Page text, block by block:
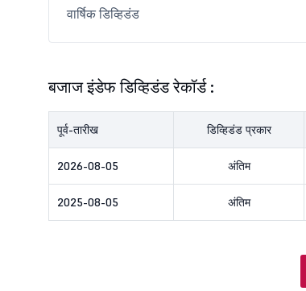
वार्षिक डिव्हिडंड
बजाज इंडेफ डिव्हिडंड रेकॉर्ड :
पूर्व-तारीख डिव्हिडंड प्रकार
2026-08-05 अंतिम
2025-08-05 अंतिम